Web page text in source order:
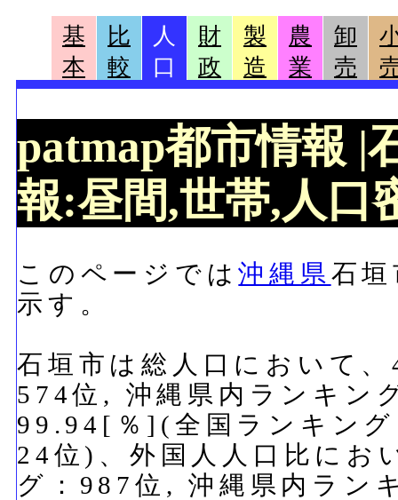
基
本
比
較
人
口
財
政
製
造
農
業
卸
売
patmap都市情報 |
報:昼間,世帯,人口
このページでは沖縄県 石
示す。
石垣市は総人口において
574位, 沖縄県内ランキン
99.94[％](全国ランキン
24位)、外国人人口比に
グ：987位, 沖縄県内ラン